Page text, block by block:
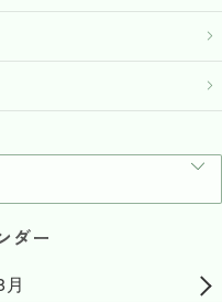
ダー